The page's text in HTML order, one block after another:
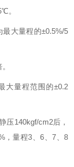
。
量程的±0.5%/5
大量程范围的±0.2
压140kgf/cm2后，
，量程3、6、7、8